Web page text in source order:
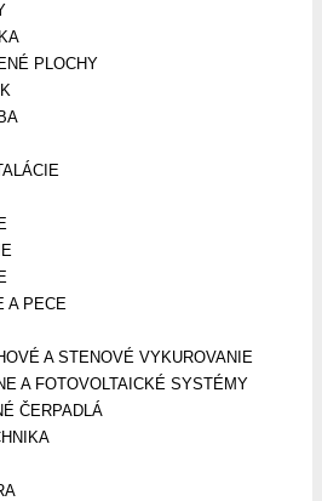
PLOCHY
A PECE
A STENOVÉ VYKUROVANIE
A FOTOVOLTAICKÉ SYSTÉMY
ČERPADLÁ